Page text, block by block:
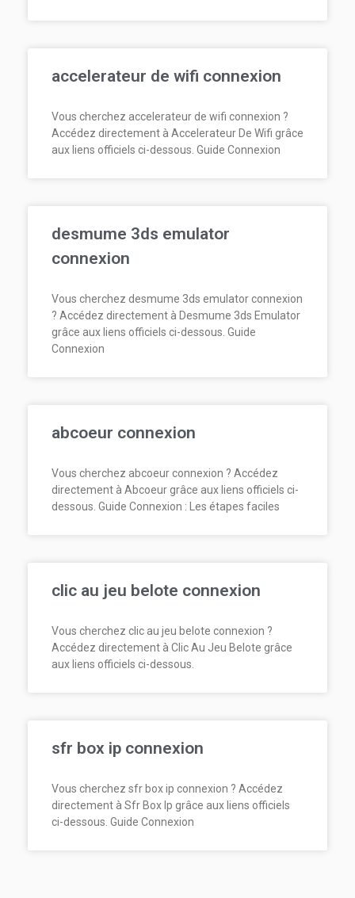
accelerateur de wifi connexion
Vous cherchez accelerateur de wifi connexion ?
Accédez directement à Accelerateur De Wifi grâce
aux liens officiels ci-dessous. Guide Connexion
desmume 3ds emulator
connexion
Vous cherchez desmume 3ds emulator connexion
? Accédez directement à Desmume 3ds Emulator
grâce aux liens officiels ci-dessous. Guide
Connexion
abcoeur connexion
Vous cherchez abcoeur connexion ? Accédez
directement à Abcoeur grâce aux liens officiels ci-
dessous. Guide Connexion : Les étapes faciles
clic au jeu belote connexion
Vous cherchez clic au jeu belote connexion ?
Accédez directement à Clic Au Jeu Belote grâce
aux liens officiels ci-dessous.
sfr box ip connexion
Vous cherchez sfr box ip connexion ? Accédez
directement à Sfr Box Ip grâce aux liens officiels
ci-dessous. Guide Connexion